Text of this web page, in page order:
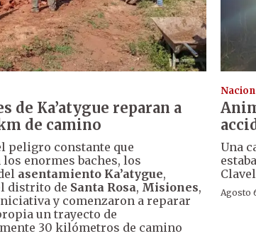
de Ka’atygue reparan a
de camino
peligro constante que
enormes baches, los
asentamiento Ka’atygue,
distrito de Santa Rosa, Misiones,
y comenzaron a reparar
un trayecto de
30 kilómetros de camino
Una
Agosto